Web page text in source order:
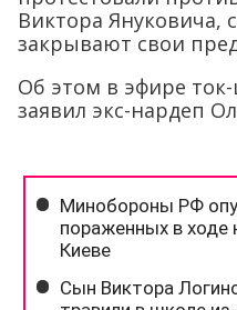
Виктора Януковича,
закрывают свои
Об этом в эфире
заявил экс-нардеп